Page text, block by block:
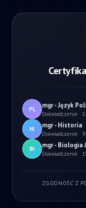
PL mgr - Język
Doświadczenie ·
HI mgr - Historia
Doświadczenie ·
BI mgr - Biologia
Doświadczenie ·
ZGODNOŚĆ Z